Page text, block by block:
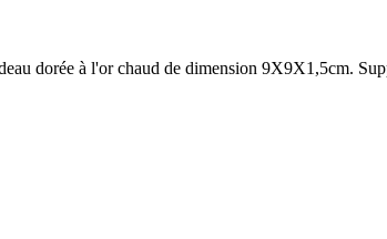
dorée à l'or chaud de dimension 9X9X1,5cm.